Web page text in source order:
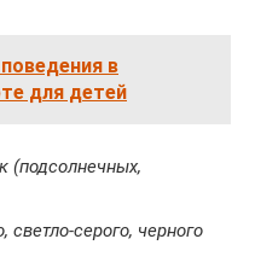
в
для детей
(подсолнечных,
светло-серого, черного